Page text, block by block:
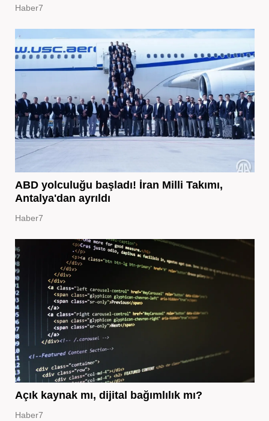
Haber7
ABD yolculuğu başladı! İran Milli Takımı,
Antalya'dan ayrıldı
Haber7
Açık kaynak mı, dijital bağımlılık mı?
Haber7